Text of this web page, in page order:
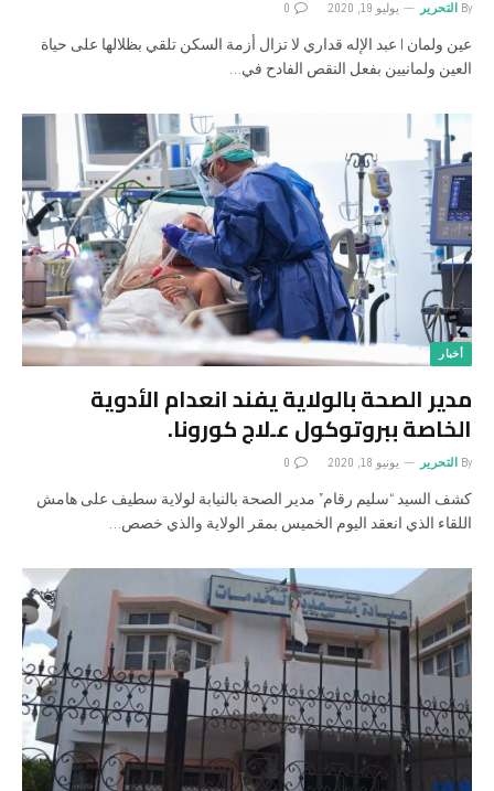
By التحرير يوليو 19, 2020 0
عين ولمان I عبد اﻹله قداري لا تزال أزمة السكن تلقي بظلالها على حياة
العين ولمانيين بفعل النقص الفادح في…
أخبار
مدير الصحة بالوﻻية يفند انعدام اﻷدوية
الخاصة ببروتوكول عـﻻج كورونا.
By التحرير يونيو 18, 2020 0
كشف السيد “سليم رقام” مدير الصحة بالنيابة لوﻻية سطيف على هامش
اللقاء الذي انعقد اليوم الخميس بمقر الوﻻية والذي خصص…